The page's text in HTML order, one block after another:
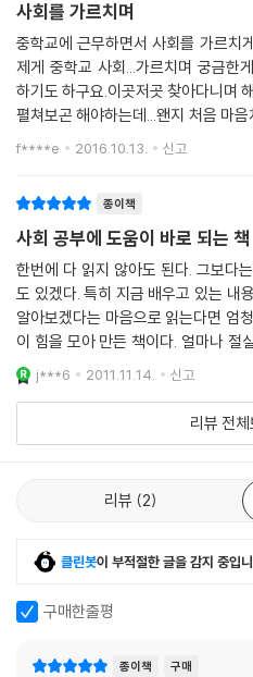
100 사형은 정말 흉악 범죄를 줄일 수
101 부모님의 재산은 나중에 모두 내
능력이다.
인식의 지평이 확장되는 시기의 질문
원의 호기심을 충족시켜 줄 수 있는
요한 것은 아이들의 눈높이에 맞게
능력과 발달 단계에 맞게 그들의 눈높
쉽지 않다. 경험 많은 현직 교사들조
전』은 이런 문제에 대한 속 시원한 길
문화, 법 등 폭넓은 영역을 다루고 있
적절히 활용한 것이 눈에 띈다. 호기
가는 학생들, 자녀들의 질문에 어떻
험을 했던 부모님들, 학생들의 눈높
했던 현장의 교사들 모두에게 훌륭한
시지탄(晩時之歎)이지만 무척 반가운
박인호 (한국외대 부속 용인외고 일반
사회를 가르치며
중학교에 근무하면서 사회를 가르치
제게 중학교 사회...가르치며 궁금한
하기도 하구요.이곳저곳 찾아다니며
펼쳐보곤 해야하는데...왠지 처음 마
히 종종 살펴보며 머릿속 빈 곳을 채
f****e 2016.10.13. 신고
종이책
사회 공부에 도움이 바로 되는 책
한번에 다 읽지 않아도 된다. 그보다
도 있겠다. 특히 지금 배우고 있는 내
알아보겠다는 마음으로 읽는다면 엄
이 힘을 모아 만든 책이다. 얼마나 절
을 썼을까. 짐작이 된다. 개념을, 현상
들을 위해
j***6 2011.11.14. 신고
리뷰 전체
리뷰 2
클린봇이 부적절한 글을 감지 중입
구매한줄평
종이책 구매